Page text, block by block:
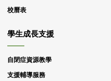
校曆表
學生成長支援
自閉症資源教學
支援輔導服務